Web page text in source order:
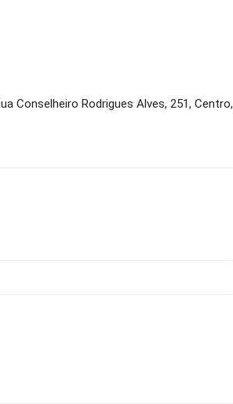
Conselheiro Rodrigues Alves, 251, Centro,